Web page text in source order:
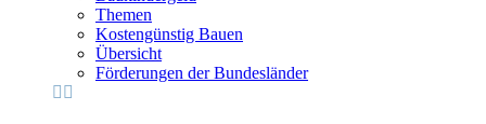
Themen
Kostengünstig Bauen
Übersicht
Förderungen der Bundesländer